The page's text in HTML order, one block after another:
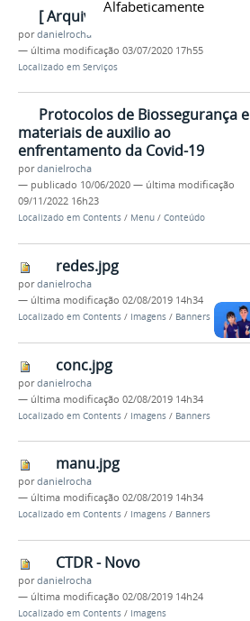
Alfabeticamente
[ Arquivos Antigos ]
pordanielrocha
— última modificação 03/07/2020 17h55
Localizado em Serviços
Protocolos de Biossegurança e
materiais de auxilio ao
enfrentamento da Covid-19
pordanielrocha
— publicado 10/06/2020 — última modificação
09/11/2022 16h23
Localizado em Contents / Menu / Conteúdo
redes.jpg
pordanielrocha
— última modificação 02/08/2019 14h34
Localizado em Contents / Imagens / Banners
conc.jpg
pordanielrocha
— última modificação 02/08/2019 14h34
Localizado em Contents / Imagens / Banners
manu.jpg
pordanielrocha
— última modificação 02/08/2019 14h34
Localizado em Contents / Imagens / Banners
CTDR - Novo
pordanielrocha
— última modificação 02/08/2019 14h24
Localizado em Contents / Imagens